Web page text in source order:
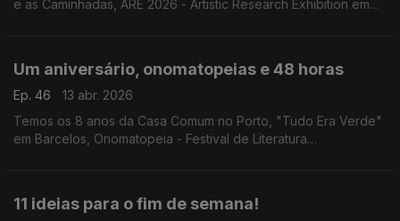
e as Caminhadas, ARE 2026 - Artistic Research Exhibition em
Um aniversário, onomatopeias e 48 horas
Ep. 46
13 abr. 2026
Temos os 8 anos da Casa Comum no Porto, "Tudo Era Verde"
em Barcelos, Onomatopeia - Festival de Literatura
11 ideias para o fim de semana!